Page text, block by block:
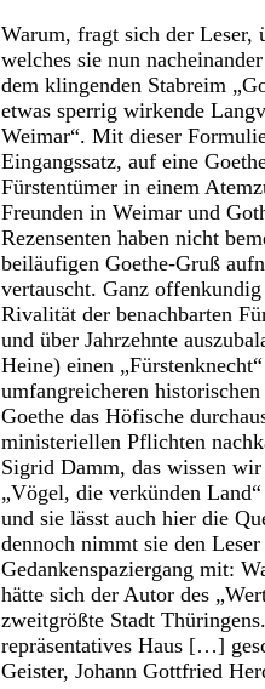
Warum, fragt sich der
welches sie nun
dem klingenden Stabreim
etwas sperrig wirkende
Weimar“. Mit dieser
Eingangssatz, auf eine
Fürstentümer in einem
Freunden in Weimar und
Rezensenten haben nicht
beiläufigen Goethe-Gruß
vertauscht. Ganz
Rivalität der benachbarten
und über Jahrzehnte
Heine) einen
umfangreicheren
Goethe das Höfische
ministeriellen Pflichten
Sigrid Damm, das wissen
„Vögel, die verkünden
und sie lässt auch hier die
dennoch nimmt sie den
Gedankenspaziergang mit:
hätte sich der Autor des
zweitgrößte Stadt
repräsentatives Haus […]
Geister, Johann Gottfried